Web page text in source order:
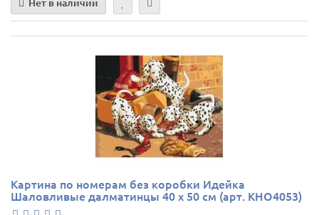
Картина по номерам без коробки Идейка
Шаловливые далматинцы 40 х 50 см (арт. КНО4053)